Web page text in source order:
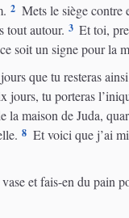
2 Mets le siège contre
tout autour. 3 Et toi,
soit un signe pour la
que tu resteras
tu porteras
la maison de Juda,
8 Et voici que j’ai
et fais-en du pain